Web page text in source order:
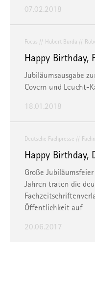
07.02.2018
Focus Hubert Burda
Happy Birthday,
Jubiläumsausgabe
Covern und Leucht-
18.01.2018
Deutsche Fachpresse
Happy Birthday,
Große
Jahren traten die
Öffentlichkeit auf
20.06.2017